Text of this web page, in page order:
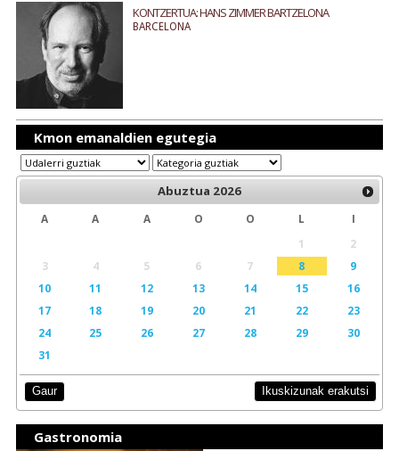
KONTZERTUA: HANS ZIMMER BARTZELONA
BARCELONA
Kmon emanaldien egutegia
Abuztua 2026
A A A O O L
I
1
2
3
4 5 6 7 8
9
10
11 12 13 14 15
16
17
18 19 20 21 22
23
24
25 26 27 28 29
30
31
Gaur Ikuskizunak erakutsi
Gastronomia